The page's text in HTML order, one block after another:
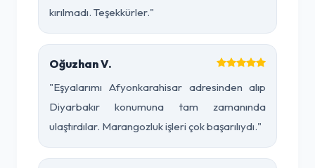
kırılmadı. Teşekkürler."
Oğuzhan V.
"Eşyalarımı Afyonkarahisar adresinden alıp
Diyarbakır konumuna tam zamanında
ulaştırdılar. Marangozluk işleri çok başarılıydı."